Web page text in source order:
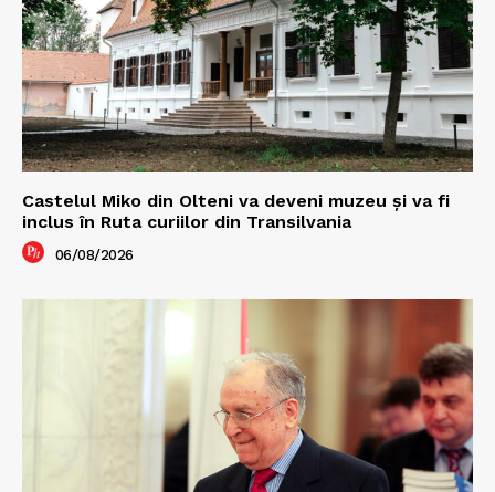
Castelul Miko din Olteni va deveni muzeu şi va fi
inclus în Ruta curiilor din Transilvania
06/08/2026